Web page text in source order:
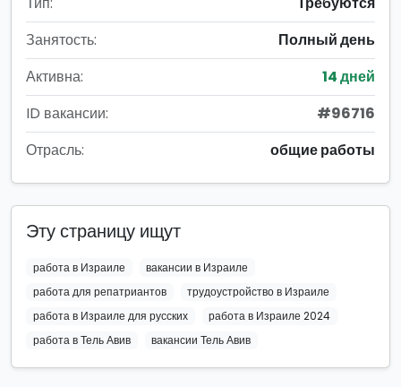
Занятость:
Полный день
Активна:
14 дней
ID вакансии:
#96716
Отрасль:
общие работы
Эту страницу ищут
работа в Израиле
вакансии в Израиле
работа для репатриантов
трудоустройство в Израиле
работа в Израиле для русских
работа в Израиле 2024
работа в Тель Авив
вакансии Тель Авив